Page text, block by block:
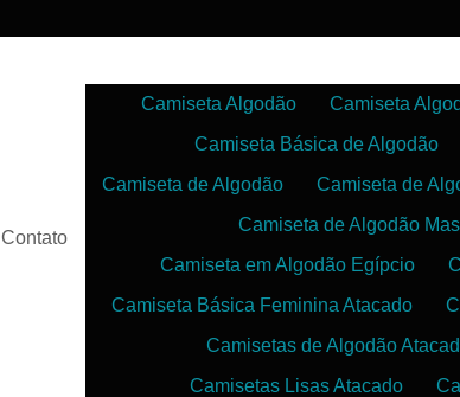
Contato
Camiseta Algodão Camiseta
Camiseta Básica de Algodão
Camiseta de Algodão
Camiseta de
Camiseta de Algodão
Camiseta em Algodão Egípcio
Camiseta Básica Feminina Atacado
Camisetas de Algodão
Camisetas Lisas Atacado